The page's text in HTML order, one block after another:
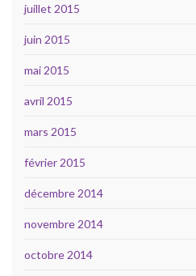
juillet 2015
juin 2015
mai 2015
avril 2015
mars 2015
février 2015
décembre 2014
novembre 2014
octobre 2014